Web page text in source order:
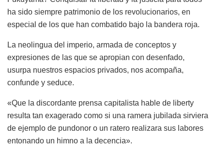
ha sido siempre patrimonio de los revolucionarios, en
especial de los que han combatido bajo la bandera roja.
La neolingua del imperio, armada de conceptos y
expresiones de las que se apropian con desenfado,
usurpa nuestros espacios privados, nos acompaña,
confunde y seduce.
«Que la discordante prensa capitalista hable de liberty
resulta tan exagerado como si una ramera jubilada sirviera
de ejemplo de pundonor o un ratero realizara sus labores
entonando un himno a la decencia».